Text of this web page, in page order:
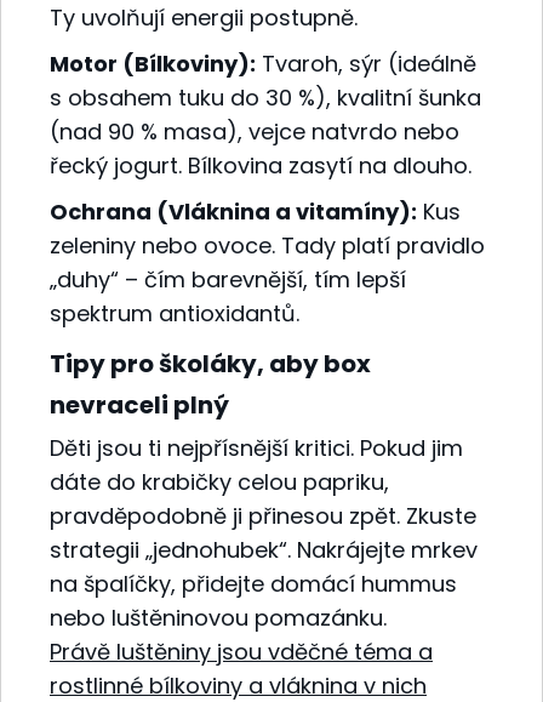
Ty uvolňují energii postupně.
Motor (Bílkoviny): Tvaroh, sýr (ideálně
s obsahem tuku do 30 %), kvalitní šunka
(nad 90 % masa), vejce natvrdo nebo
řecký jogurt. Bílkovina zasytí na dlouho.
Ochrana (Vláknina a vitamíny): Kus
zeleniny nebo ovoce. Tady platí pravidlo
„duhy“ – čím barevnější, tím lepší
spektrum antioxidantů.
Tipy pro školáky, aby box
nevraceli plný
Děti jsou ti nejpřísnější kritici. Pokud jim
dáte do krabičky celou papriku,
pravděpodobně ji přinesou zpět. Zkuste
strategii „jednohubek“. Nakrájejte mrkev
na špalíčky, přidejte domácí hummus
nebo luštěninovou pomazánku.
Právě luštěniny jsou vděčné téma a
rostlinné bílkoviny a vláknina v nich